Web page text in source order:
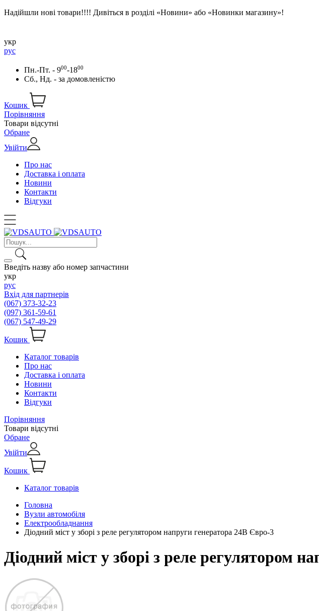
Надійшли нові товари!!!! Дивіться в розділі «Новини» або «Новинки магазину»!
укр
рус
Пн.-Пт. - 900-1800
Сб., Нд. - за домовленістю
Кошик
Порівняння
Товари відсутні
Обране
Увійти
Про нас
Доставка і оплата
Новини
Контакти
Відгуки
Введіть назву або номер запчастини
укр
рус
Вхід для партнерів
(067) 373-32-23
(097) 361-59-61
(067) 547-49-29
Кошик
Каталог товарів
Про нас
Доставка і оплата
Новини
Контакти
Відгуки
Порівняння
Товари відсутні
Обране
Увійти
Кошик
Каталог товарів
Головна
Вузли автомобіля
Електрообладнання
Діодний міст у зборі з реле регулятором напруги генератора 24В Євро-3
Діодний міст у зборі з реле регулятором